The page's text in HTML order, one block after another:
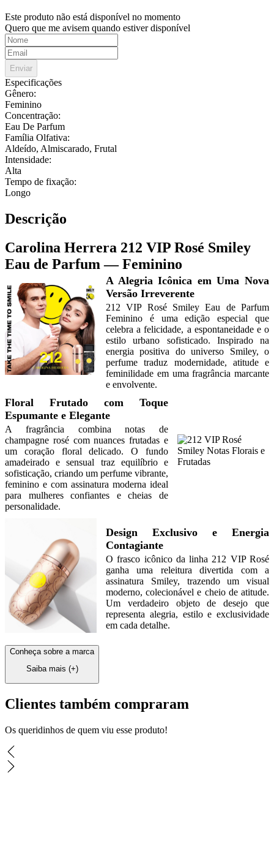
Este produto não está disponível no momento
Quero que me avisem quando estiver disponível
Enviar
Especificações
Gênero:
Feminino
Concentração:
Eau De Parfum
Família Olfativa:
Aldeído, Almiscarado, Frutal
Intensidade:
Alta
Tempo de fixação:
Longo
Descrição
Carolina Herrera 212 VIP Rosé Smiley
Eau de Parfum — Feminino
A Alegria Icônica em Uma Nova
Versão Irreverente
212 VIP Rosé Smiley Eau de Parfum
Feminino é uma edição especial que
celebra a felicidade, a espontaneidade e o
estilo urbano sofisticado. Inspirado na
energia positiva do universo Smiley, o
perfume traduz modernidade, atitude e
feminilidade em uma fragrância marcante
e envolvente.
Floral Frutado com Toque
Espumante e Elegante
A fragrância combina notas de
champagne rosé com nuances frutadas e
um coração floral delicado. O fundo
amadeirado e sensual traz equilíbrio e
sofisticação, criando um perfume vibrante,
feminino e com assinatura moderna ideal
para mulheres confiantes e cheias de
personalidade.
Design Exclusivo e Energia
Contagiante
O frasco icônico da linha 212 VIP Rosé
ganha uma releitura divertida com a
assinatura Smiley, trazendo um visual
moderno, colecionável e cheio de atitude.
Um verdadeiro objeto de desejo que
representa alegria, estilo e exclusividade
em cada detalhe.
Conheça sobre a marca
Saiba mais (+)
Clientes também compraram
Os queridinhos de quem viu esse produto!